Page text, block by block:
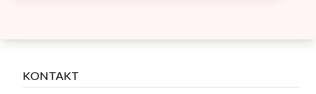
KONTAKT